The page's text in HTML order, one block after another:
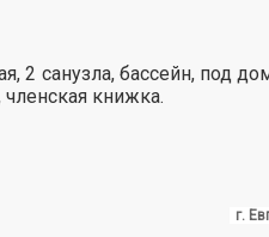
2 санузла, бассейн, под
членская книжка.
г.